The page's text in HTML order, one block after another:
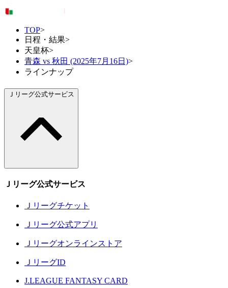
TOP>
日程・結果>
天皇杯>
青森 vs 秋田 (2025年7月16日)>
ラインナップ
Ｊリーグ公式サービス
Ｊリーグ公式サービス
Ｊリーグチケット
Ｊリーグ公式アプリ
Ｊリーグオンラインストア
ＪリーグID
J.LEAGUE FANTASY CARD